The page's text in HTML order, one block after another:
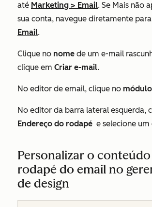
até Marketing > Email. Se Mais não
sua conta, navegue diretamente para
Email.
Clique no nome de um e-mail
clique em Criar e-mail.
No editor de email, clique no
No editor da barra lateral esquerda,
Endereço do rodapé e selecione um
Personalizar o
rodapé do email no
de design